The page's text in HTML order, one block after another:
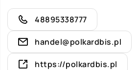
48895338777
handel@polkardbis.pl
https://polkardbis.pl